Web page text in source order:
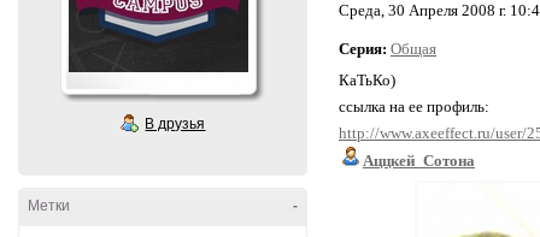
В друзья
-
Метки
Среда, 30 Апреля 2008 г.
Серия: Общая
КаТьКо)
ссылка на ее профиль:
http://www.axeeffect.ru/user/
Аццкей_Сотона